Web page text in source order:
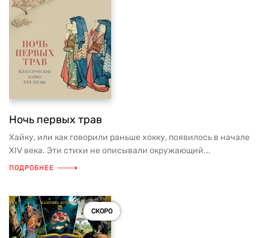
Ночь первых трав
Хайку, или как говорили раньше хокку, появилось в начале
XIV века. Эти стихи не описывали окружающий...
ПОДРОБНЕЕ
СКОРО